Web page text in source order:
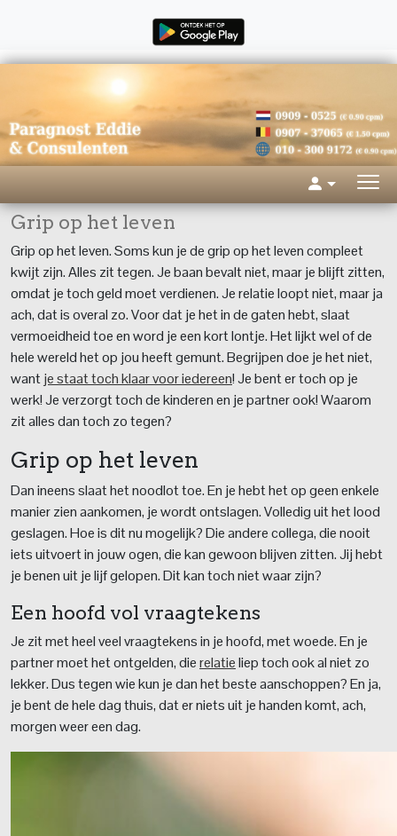
Grip op het leven
Grip op het leven. Soms kun je de grip op het leven compleet
kwijt zijn. Alles zit tegen. Je baan bevalt niet, maar je blijft zitten,
omdat je toch geld moet verdienen. Je relatie loopt niet, maar ja
ach, dat is overal zo. Voor dat je het in de gaten hebt, slaat
vermoeidheid toe en word je een kort lontje. Het lijkt wel of de
hele wereld het op jou heeft gemunt. Begrijpen doe je het niet,
wantje staat toch klaar voor iedereen! Je bent er toch op je
werk! Je verzorgt toch de kinderen en je partner ook! Waarom
zit alles dan toch zo tegen?
Grip op het leven
Dan ineens slaat het noodlot toe. En je hebt het op geen enkele
manier zien aankomen, je wordt ontslagen. Volledig uit het lood
geslagen. Hoe is dit nu mogelijk? Die andere collega, die nooit
iets uitvoert in jouw ogen, die kan gewoon blijven zitten. Jij hebt
je benen uit je lijf gelopen. Dit kan toch niet waar zijn?
Een hoofd vol vraagtekens
Je zit met heel veel vraagtekens in je hoofd, met woede. En je
partner moet het ontgelden, dierelatieliep toch ook al niet zo
lekker. Dus tegen wie kun je dan het beste aanschoppen? En ja,
je bent de hele dag thuis, dat er niets uit je handen komt, ach,
morgen weer een dag.